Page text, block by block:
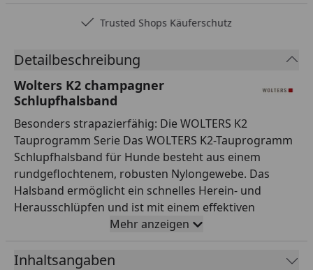
Trusted Shops Käuferschutz
Detailbeschreibung
Wolters K2 champagner
Schlupfhalsband
Besonders strapazierfähig: Die WOLTERS K2
Tauprogramm Serie Das WOLTERS K2-Tauprogramm
Schlupfhalsband für Hunde besteht aus einem
rundgeflochtenem, robusten Nylongewebe. Das
Halsband ermöglicht ein schnelles Herein- und
Herausschlüpfen und ist mit einem effektiven
Zugbegrenzer ausgestattet. Das Schlupfhalsband ist
im Schonwaschgang im Wäschesack waschbar,
Metallbeschläge sollten abgetrocknet werden, um
Mehr anzeigen
Inhaltsangaben